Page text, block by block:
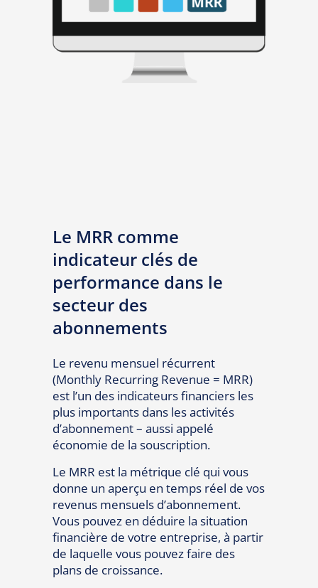
Le MRR comme
indicateur clés de
performance dans le
secteur des
abonnements
Le revenu mensuel récurrent
(Monthly Recurring Revenue = MRR)
est l’un des indicateurs financiers les
plus importants dans les activités
d’abonnement – aussi appelé
économie de la souscription.
Le MRR est la métrique clé qui vous
donne un aperçu en temps réel de vos
revenus mensuels d’abonnement.
Vous pouvez en déduire la situation
financière de votre entreprise, à partir
de laquelle vous pouvez faire des
plans de croissance.